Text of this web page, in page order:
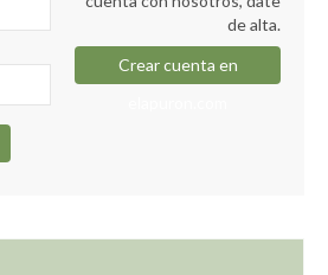
de alta.
Crear cuenta en